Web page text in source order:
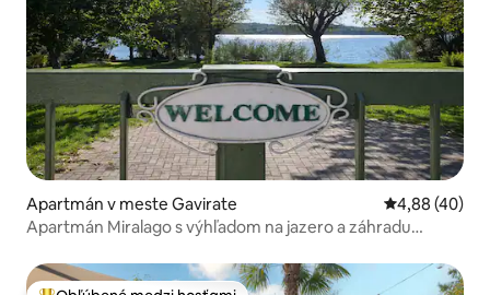
Apartmán v meste Gavirate Priemerné
4,88 (40)
Apartmán Miralago s výhľadom na jazero a záhradu